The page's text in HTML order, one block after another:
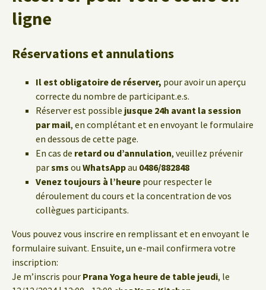
ligne
Réservations et annulations
Il est obligatoire de réserver, pour avoir un aperçu
correcte du nombre de participant.e.s.
Réserver est possible jusque 24h avant la session
par mail, en complétant et en envoyant le formulaire
en dessous de cette page.
En cas de retard ou d’annulation, veuillez prévenir
parsms ou WhatsAppau 0486/882848
Venez toujours à l’heure pour respecter le
déroulement du cours et la concentration de vos
collègues participants.
Vous pouvez vous inscrire en remplissant et en envoyant le
formulaire suivant. Ensuite, un e-mail confirmera votre
inscription:
Je m’inscris pour Prana Yoga heure de table jeudi, le